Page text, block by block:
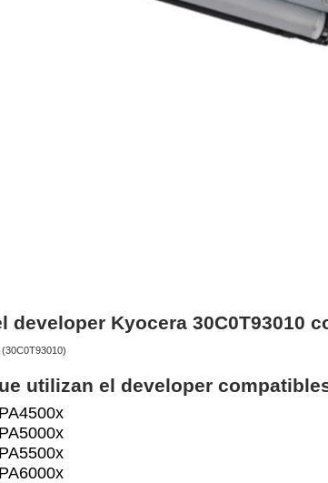
developer Kyocera 30C0T93010
utilizan el developer